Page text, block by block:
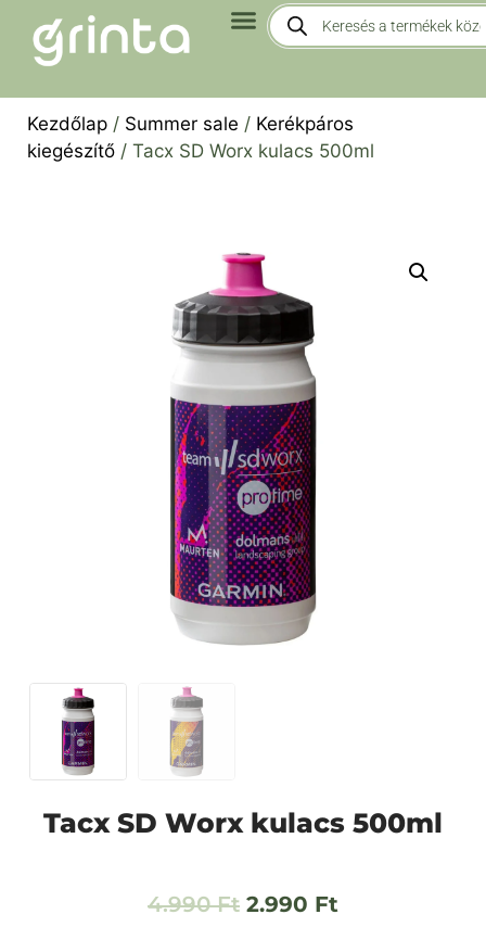
Kezdőlap / Summer sale / Kerékpáros
kiegészítő / Tacx SD Worx kulacs 500ml
Tacx SD Worx kulacs 500ml
4.990Ft 2.990 Ft